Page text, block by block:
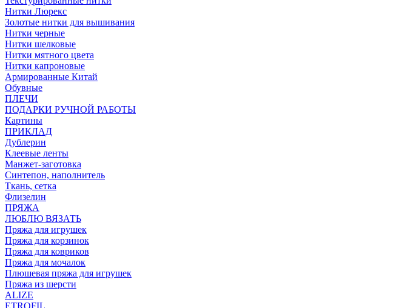
Нитки Люрекс
Золотые нитки для вышивания
Нитки черные
Нитки шелковые
Нитки мятного цвета
Нитки капроновые
Армированные Китай
Обувные
ПЛЕЧИ
ПОДАРКИ РУЧНОЙ РАБОТЫ
Картины
ПРИКЛАД
Дублерин
Клеевые ленты
Манжет-заготовка
Синтепон, наполнитель
Ткань, сетка
Флизелин
ПРЯЖА
ЛЮБЛЮ ВЯЗАТЬ
Пряжа для игрушек
Пряжа для корзинок
Пряжа для ковриков
Пряжа для мочалок
Плюшевая пряжа для игрушек
Пряжа из шерсти
ALIZE
ETROFIL